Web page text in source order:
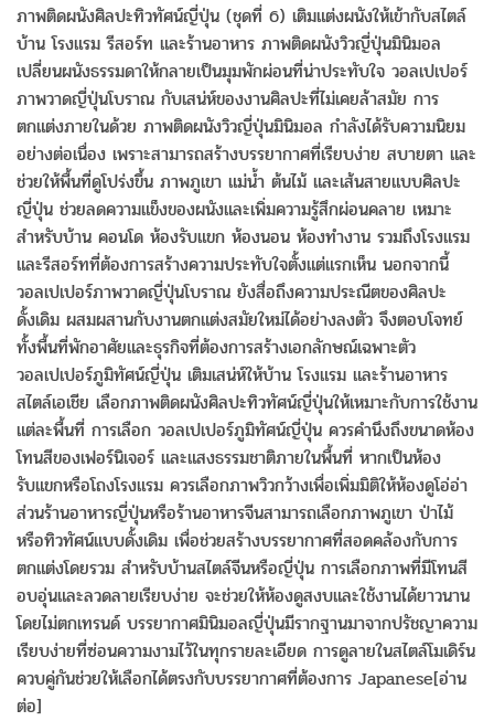
ภาพติดผนังศิลปะทิวทัศน์ญี่ปุ่น (ชุดที่ 6) เติมแต่งผนังให้เข้ากับสไตล์
บ้าน โรงแรม รีสอร์ท และร้านอาหาร ภาพติดผนังวิวญี่ปุ่นมินิมอล
เปลี่ยนผนังธรรมดาให้กลายเป็นมุมพักผ่อนที่น่าประทับใจ วอลเปเปอร์
ภาพวาดญี่ปุ่นโบราณ กับเสน่ห์ของงานศิลปะที่ไม่เคยล้าสมัย การ
ตกแต่งภายในด้วย ภาพติดผนังวิวญี่ปุ่นมินิมอล กำลังได้รับความนิยม
อย่างต่อเนื่อง เพราะสามารถสร้างบรรยากาศที่เรียบง่าย สบายตา และ
ช่วยให้พื้นที่ดูโปร่งขึ้น ภาพภูเขา แม่น้ำ ต้นไม้ และเส้นสายแบบศิลปะ
ญี่ปุ่น ช่วยลดความแข็งของผนังและเพิ่มความรู้สึกผ่อนคลาย เหมาะ
สำหรับบ้าน คอนโด ห้องรับแขก ห้องนอน ห้องทำงาน รวมถึงโรงแรม
และรีสอร์ทที่ต้องการสร้างความประทับใจตั้งแต่แรกเห็น นอกจากนี้
วอลเปเปอร์ภาพวาดญี่ปุ่นโบราณ ยังสื่อถึงความประณีตของศิลปะ
ดั้งเดิม ผสมผสานกับงานตกแต่งสมัยใหม่ได้อย่างลงตัว จึงตอบโจทย์
ทั้งพื้นที่พักอาศัยและธุรกิจที่ต้องการสร้างเอกลักษณ์เฉพาะตัว
วอลเปเปอร์ภูมิทัศน์ญี่ปุ่น เติมเสน่ห์ให้บ้าน โรงแรม และร้านอาหาร
สไตล์เอเชีย เลือกภาพติดผนังศิลปะทิวทัศน์ญี่ปุ่นให้เหมาะกับการใช้งาน
แต่ละพื้นที่ การเลือก วอลเปเปอร์ภูมิทัศน์ญี่ปุ่น ควรคำนึงถึงขนาดห้อง
โทนสีของเฟอร์นิเจอร์ และแสงธรรมชาติภายในพื้นที่ หากเป็นห้อง
รับแขกหรือโถงโรงแรม ควรเลือกภาพวิวกว้างเพื่อเพิ่มมิติให้ห้องดูโอ่อ่า
ส่วนร้านอาหารญี่ปุ่นหรือร้านอาหารจีนสามารถเลือกภาพภูเขา ป่าไม้
หรือทิวทัศน์แบบดั้งเดิม เพื่อช่วยสร้างบรรยากาศที่สอดคล้องกับการ
ตกแต่งโดยรวม สำหรับบ้านสไตล์จีนหรือญี่ปุ่น การเลือกภาพที่มีโทนสี
อบอุ่นและลวดลายเรียบง่าย จะช่วยให้ห้องดูสงบและใช้งานได้ยาวนาน
โดยไม่ตกเทรนด์ บรรยากาศมินิมอลญี่ปุ่นมีรากฐานมาจากปรัชญาความ
เรียบง่ายที่ซ่อนความงามไว้ในทุกรายละเอียด การดูลายในสไตล์โมเดิร์น
ควบคู่กันช่วยให้เลือกได้ตรงกับบรรยากาศที่ต้องการ Japanese[อ่าน
ต่อ]